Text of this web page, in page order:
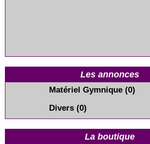
Les annonces
Matériel Gymnique (0)
Divers (0)
La boutique